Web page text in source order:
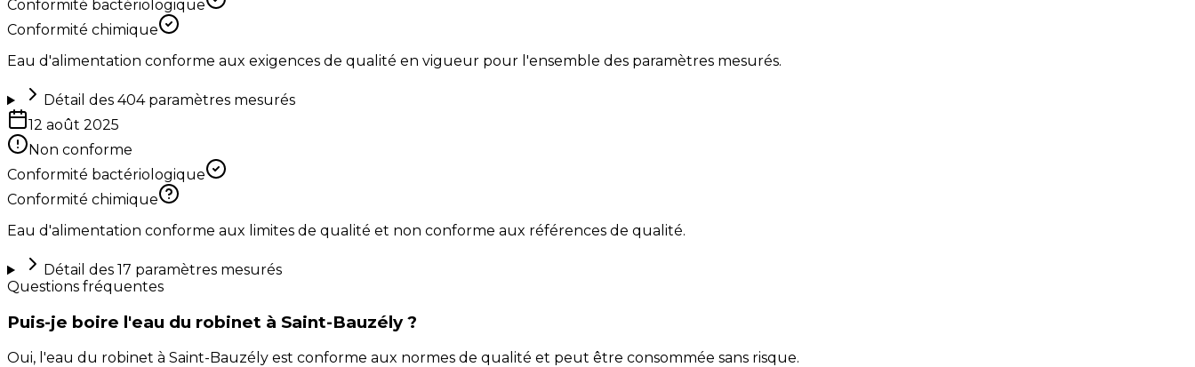
Conformité bactériologique
Conformité chimique
Eau d'alimentation conforme aux exigences de qualité en vigueur pour l'ensemble des paramètres mesurés.
Détail des 404paramètres mesurés
12 août 2025
Non conforme
Conformité bactériologique
Conformité chimique
Eau d'alimentation conforme aux limites de qualité et non conforme aux références de qualité.
Détail des 17 paramètres mesurés
Questions fréquentes
Puis-je boire l'eau du robinet à Saint-Bauzély ?
Oui, l'eau du robinet à Saint-Bauzély est conforme aux normes de qualité et peut être consommée sans risque.